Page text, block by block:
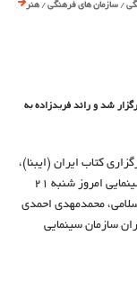
/ سازمان های فرهنگی / هنر
شد و رائد فریدزاده به
کتاب ایران (ایبنا)،
مراسم تکریم و معارفه رؤسای جدید و قدیم سازمان سینمایی امروز شنبه ۲۱
محمدمهدی احمدی
سازمان سینمایی